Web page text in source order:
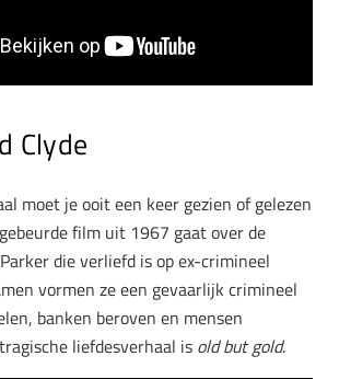
Clyde
moet je ooit een keer gezien of gelezen
film uit 1967 gaat over de
die verliefd is op ex-crimineel
vormen ze een gevaarlijk crimineel
banken beroven en mensen
liefdesverhaal is old but gold.